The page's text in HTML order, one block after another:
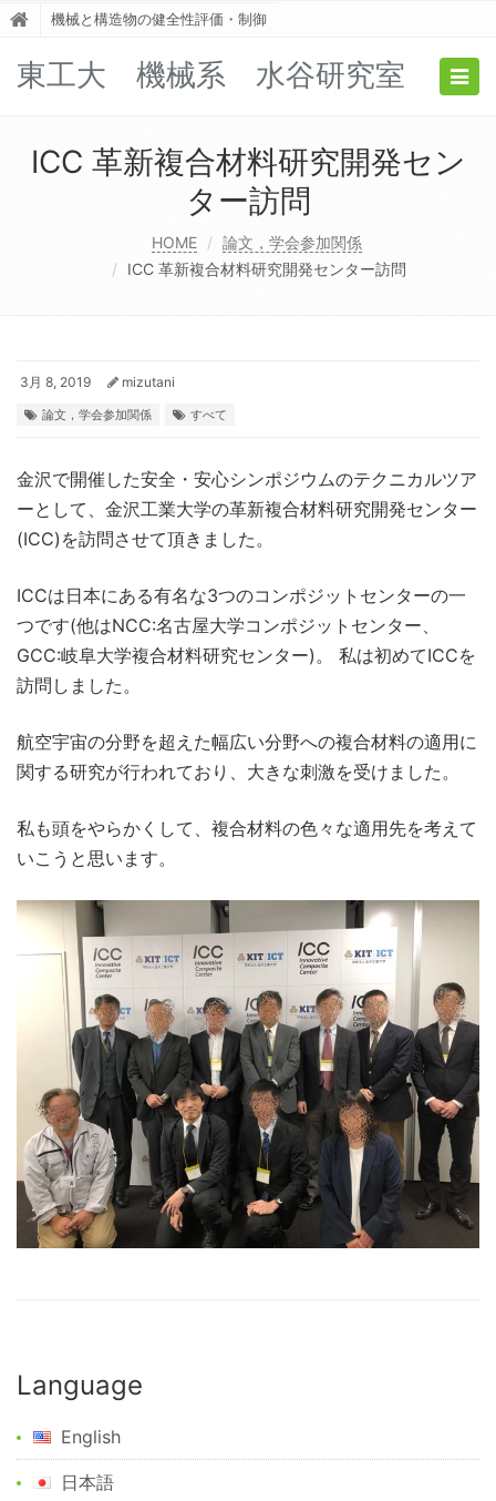
機械と構造物の健全性評価・制御
東工大 機械系 水谷研究室
ICC 革新複合材料研究開発セン
ター訪問
HOME
論文，学会参加関係
ICC 革新複合材料研究開発センター訪問
3月 8, 2019 mizutani
論文，学会参加関係 すべて
金沢で開催した安全・安心シンポジウムのテクニカルツア
ーとして、金沢工業大学の革新複合材料研究開発センター
(ICC)を訪問させて頂きました。
ICCは日本にある有名な3つのコンポジットセンターの一
つです(他はNCC:名古屋大学コンポジットセンター、
GCC:岐阜大学複合材料研究センター)。 私は初めてICCを
訪問しました。
航空宇宙の分野を超えた幅広い分野への複合材料の適用に
関する研究が行われており、大きな刺激を受けました。
私も頭をやらかくして、複合材料の色々な適用先を考えて
いこうと思います。
Language
English
日本語